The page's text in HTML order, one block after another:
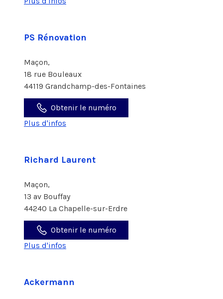
PS Rénovation
Maçon,
18 rue Bouleaux
44119 Grandchamp-des-Fontaines
Obtenir le numéro
Plus d'infos
Richard Laurent
Maçon,
13 av Bouffay
44240 La Chapelle-sur-Erdre
Obtenir le numéro
Plus d'infos
Ackermann